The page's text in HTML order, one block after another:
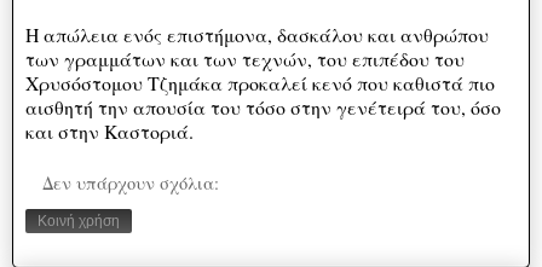
Η απώλεια ενός επιστήμονα, δασκάλου και ανθρώπου
των γραμμάτων και των τεχνών, του επιπέδου του
Χρυσόστομου Τζημάκα προκαλεί κενό που καθιστά πιο
αισθητή την απουσία του τόσο στην γενέτειρά του, όσο
και στην Καστοριά.
Δεν υπάρχουν σχόλια:
Κοινή χρήση